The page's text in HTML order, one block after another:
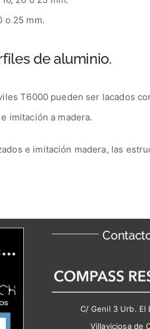
o 25 mm.
de aluminio.
T6000 pueden ser lacados
imitación a madera.
e imitación madera, las
C/ Genil 3 Urb. El
Villaviciosa de